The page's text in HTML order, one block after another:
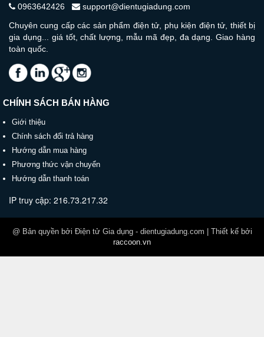
giả, giấy và thép cứng. Sản phẩm đẹp, chất lượng và
trang trí tạo không khí ấm áp ngày xuân.
0963642426
support@dientugiadung.com
Chuyên cung cấp các sản phẩm điện tử, phụ kiện điện tử, thiết bị
gia dụng... giá tốt, chất lượng, mẫu mã đẹp, đa dạng. Giao hàng
toàn quốc.
CHÍNH SÁCH BÁN HÀNG
Giới thiệu
Chính sách đổi trả hàng
Hướng dẫn mua hàng
Phương thức vận chuyển
Hướng dẫn thanh toán
IP truy cập: 216.73.217.32
@ Bản quyền bởi Điện tử Gia dụng - dientugiadung.com | Thiết kế bởi
raccoon.vn